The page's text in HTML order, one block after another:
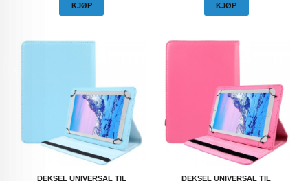
KJØP KJØP
DEKSEL UNIVERSAL TIL DEKSEL UNIVERSAL TIL